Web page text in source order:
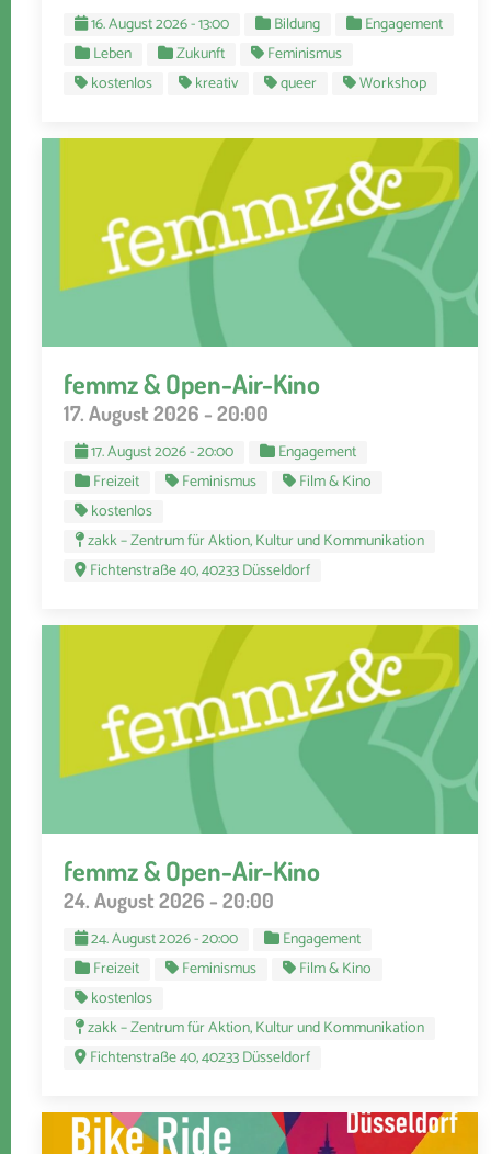
16. August 2026 - 13:00 Bildung
Engagement
Leben
Zukunft
Feminismus
kostenlos
kreativ queer Workshop
femmz & Open-Air-Kino
17. August 2026 - 20:00
17. August 2026 - 20:00
Engagement
Freizeit
Feminismus
Film & Kino
kostenlos
zakk – Zentrum für Aktion, Kultur und Kommunikation
Fichtenstraße 40, 40233 Düsseldorf
femmz & Open-Air-Kino
24. August 2026 - 20:00
24. August 2026 - 20:00
Engagement
Freizeit
Feminismus
Film & Kino
kostenlos
zakk – Zentrum für Aktion, Kultur und Kommunikation
Fichtenstraße 40, 40233 Düsseldorf